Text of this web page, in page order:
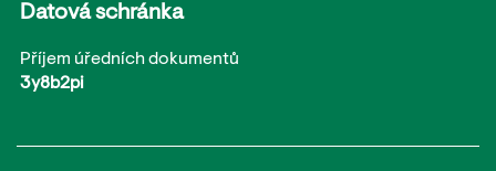
Datová schránka
Příjem úředních dokumentů
3y8b2pi